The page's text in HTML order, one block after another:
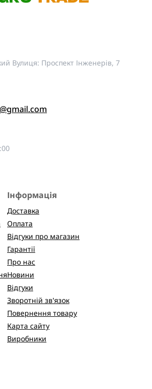
Вулиця: Проспект Інженерів, 7
Інформація
Доставка
Оплата
Відгуки про магазин
Гарантії
Про нас
Новини
Відгуки
Зворотній зв'язок
Повернення товару
Карта сайту
Виробники